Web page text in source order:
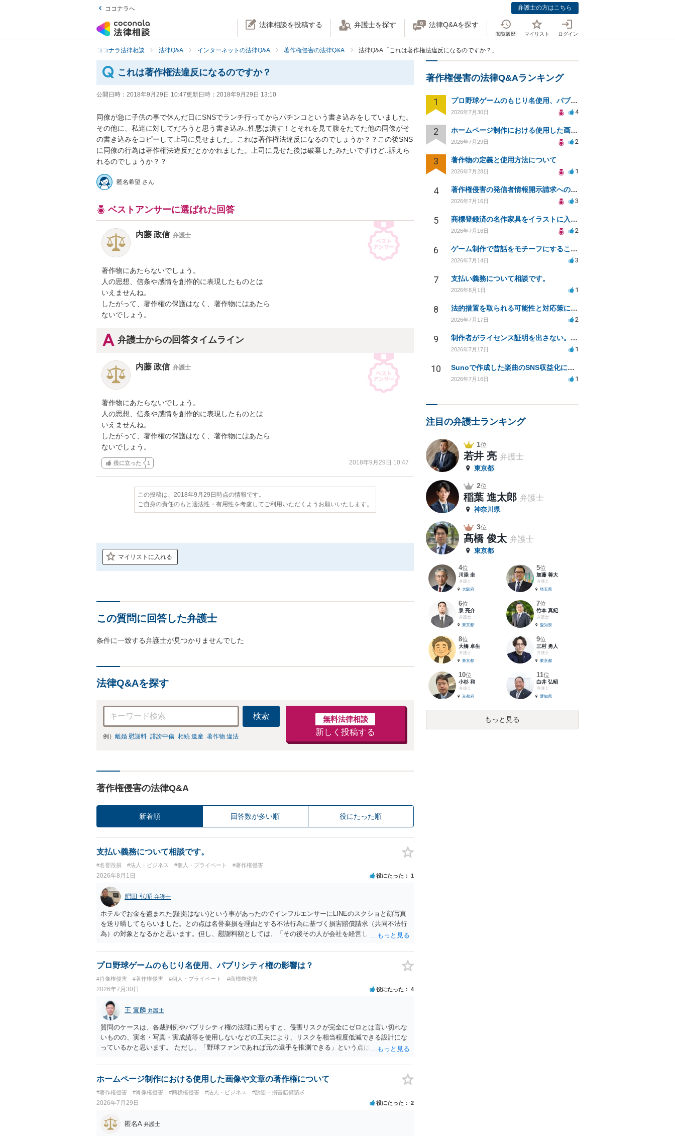
ココナラへ 弁護士の方はこちら
法律相談を投稿する 弁護士を探す 法律Q&Aを探す
閲覧履歴 マイリスト ログイン
ココナラ法律相談 法律Q&A インターネットの法律Q&A 著作権侵害の法律Q&A 法律Q&A「これは著作権法違反になるのですか？」
これは著作権法違反になるのですか？
公開日時： 2018年9月29日 10:47更新日時： 2018年9月29日 13:10
同僚が急に子供の事で休んだ日にSNSでランチ行ってからパチンコという書き込みをしていました。
その他に、私達に対してだろうと思う書き込み..性悪は潰す！とそれを見て腹をたてた他の同僚がそ
の書き込みをコピーして上司に見せました。これは著作権法違反になるのでしょうか？？この後SNS
に同僚の行為は著作権法違反だとかかれました。上司に見せた後は破棄したみたいですけど..訴えら
れるのでしょうか？？
匿名希望 さん
ベストアンサーに選ばれた回答
内藤 政信 弁護士
著作物にあたらないでしょう。
人の思想、信条や感情を創作的に表現したものとは
いえませんね。
したがって、著作権の保護はなく、著作物にはあたら
ないでしょう。
弁護士からの回答タイムライン
内藤 政信 弁護士
著作物にあたらないでしょう。
人の思想、信条や感情を創作的に表現したものとは
いえませんね。
したがって、著作権の保護はなく、著作物にはあたら
ないでしょう。
役に立った 1 2018年9月29日 10:47
この投稿は、2018年9月29日時点の情報です。
ご自身の責任のもと適法性・有用性を考慮してご利用いただくようお願いいたします。
マイリストに入れる
この質問に回答した弁護士
条件に一致する弁護士が見つかりませんでした
法律Q&Aを探す
検索
例） 離婚 慰謝料 誹謗中傷 相続 遺産 著作物 違法
無料法律相談
新しく投稿する
著作権侵害の法律Q&A
新着順 回答数が多い順 役にたった順
支払い義務について相談です。
#名誉毀損 #法人・ビジネス #個人・プライベート #著作権侵害
2026年8月1日 役にたった 1
肥田 弘昭 弁護士
ホテルでお金を盗まれた(証拠はない)という事があったのでインフルエンサーにLINEのスクショと顔写真
を送り晒してもらいました。との点は名誉棄損を理由とする不法行為に基づく損害賠償請求（共同不法行
為）の対象となるかと思います。但し、慰謝料額としては、「その後その人が会社を経営しているようで
の計算がすべて損害とならないかと思いますので、損害額で争っても良いかと思います。ご参考にしてく
ださい。
プロ野球ゲームのもじり名使用、パブリシティ権の影響は？
#肖像権侵害 #著作権侵害 #個人・プライベート #商標権侵害
2026年7月30日 役にたった 4
王 宣麟 弁護士
質問のケースは、各裁判例やパブリシティ権の法理に照らすと、侵害リスクが完全にゼロとは言い切れな
いものの、実名・写真・実成績等を使用しないなどの工夫により、リスクを相当程度低減できる設計にな
っているかと思います。 ただし、「野球ファンであれば元の選手を推測できる」という点は、裁判で争わ
す。 また、広告収益の有無は、侵害判断に一定の影響を与える可能性がありますが、決定的要因ではあり
ません。 パブリシティ権侵害の成否は、主に「専ら顧客吸引力の利用を目的とするか」という点で判断さ
ではありません。完全無償・非営利であれば「表現の自由」「創作物」としての側面が強く評価される可
能性があります。一方、広告収益がある場合は「商業利用」としての色彩が強まり、リスクが高まる可能
性があります。 公開前に変更・確認しておく事項については、公開の場でアドバイスするにも限界がある
かと思うので、資料等を持参の上、弁護士に相談されることも一つかと存じます。
ホームページ制作における使用した画像や文章の著作権について
#著作権侵害 #肖像権侵害 #商標権侵害 #法人・ビジネス #訴訟・損害賠償請求
2026年7月29日 役にたった 2
匿名A 弁護士
著作権侵害の法律Q&Aランキング
1 プロ野球ゲームのもじり名使用、パブリシティ権の影響は？
2026年7月30日 4
2 ホームページ制作における使用した画像や文章の著作権について
2026年7月29日 2
3 著作物の定義と使用方法について
2026年7月28日 1
4 著作権侵害の発信者情報開示請求への対応策について相談
2026年7月16日 3
5 商標登録済の名作家具をイラストに入れて販売するのは違法でしょうか
2026年7月16日 2
6 ゲーム制作で昔話をモチーフにすることは著作権的にセーフかどうか
2026年7月14日 3
7 支払い義務について相談です。
2026年8月1日 1
8 法的措置を取られる可能性と対応策についての相談
2026年7月17日 2
9 制作者がライセンス証明を出さない。逃げられないように、今すぐ法的に何をすべきか
2026年7月17日 1
10 Sunoで作成した楽曲のSNS収益化における法的問題は？
2026年7月16日 1
注目の弁護士ランキング
1位
若井 亮 弁護士
東京都
2位
稲葉 進太郎 弁護士
神奈川県
3位
髙橋 俊太 弁護士
東京都
4位
川添 圭
弁護士
大阪府
5位
加藤 善大
弁護士
埼玉県
6位
泉 亮介
弁護士
東京都
7位
竹本 真紀
弁護士
愛知県
8位
大橋 卓生
弁護士
東京都
9位
三村 勇人
弁護士
東京都
10位
小杉 和
弁護士
京都府
11位
白井 弘昭
弁護士
愛知県
もっと見る